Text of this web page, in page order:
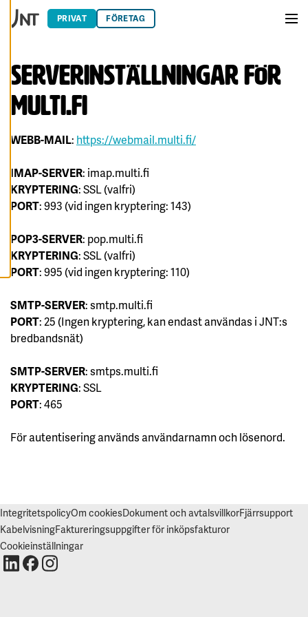
Du har kontroll över
dina
när som helst. Läs
mer om våra
cookies.
R
E
G
R
A
C
K
I
E
S
V
V
I
S
A
L
A
A
E
L
A
C
O
O
K
I
Hoppa till innehåll
PRIVAT FÖRETAG
Serverinställningar för
multi.fi
WEBB-MAIL: https://webmail.multi.fi/
IMAP-SERVER: imap.multi.fi
KRYPTERING: SSL (valfri)
PORT: 993 (vid ingen kryptering: 143)
POP3-SERVER: pop.multi.fi
KRYPTERING: SSL (valfri)
PORT: 995 (vid ingen kryptering: 110)
SMTP-SERVER: smtp.multi.fi
PORT: 25 (Ingen kryptering, kan endast användas i JNT:s
bredbandsnät)
SMTP-SERVER: smtps.multi.fi
KRYPTERING: SSL
PORT: 465
För autentisering används användarnamn och lösenord.
IntegritetspolicyOm cookiesDokument och avtalsvillkorFjärrsupport
KabelvisningFaktureringsuppgifter för inköpsfakturor
Cookieinställningar